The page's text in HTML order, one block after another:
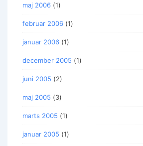
maj 2006 (1)
februar 2006 (1)
januar 2006 (1)
december 2005 (1)
juni 2005 (2)
maj 2005 (3)
marts 2005 (1)
januar 2005 (1)